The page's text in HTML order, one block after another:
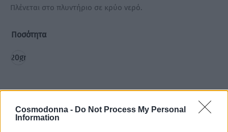
Cosmodonna - Do Not Process My Personal
Information
Πλένεται στο πλυντήριο σε κρύο νερό.
Ποσότητα
20gr